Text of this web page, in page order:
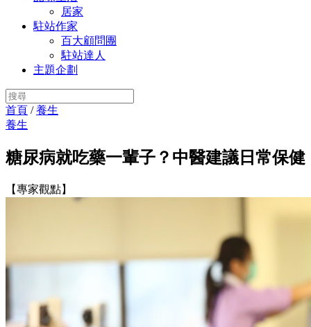
居家
駐站作家
百大顧問團
駐站達人
主題企劃
首頁 /養生
養生
糖尿病就吃藥一輩子？中醫建議日常保健
【專家觀點】